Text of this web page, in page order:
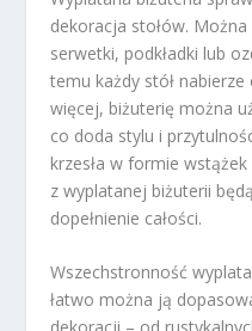
dekoracja stołów.
serwetki, podkładki lub
temu każdy stół
więcej, biżuterię można
co doda stylu i
krzesła w formie
z wyplatanej biżuterii
dopełnienie całości.
Wszechstronność
łatwo można ją